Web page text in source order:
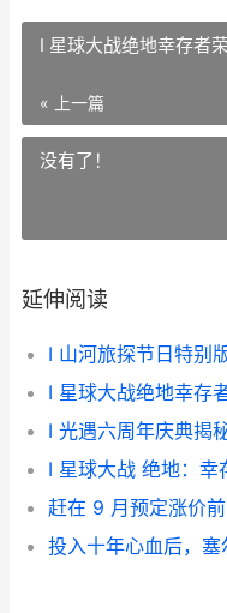
I 星球大战绝地幸存者
« 上一篇
没有了！
延伸阅读
I 山河旅探节日特别
I 光遇六周年庆典揭